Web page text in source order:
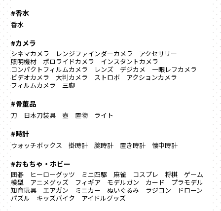
#香水
香水
#カメラ
シネマカメラ レンジファインダーカメラ
アクセサリー
照明機材
ポロライドカメラ
インスタントカメラ
コンパクトフィルムカメラ
レンズ デジカメ
一眼レフカメラ
ビデオカメラ
大判カメラ ストロボ
アクションカメラ
フィルムカメラ
三脚
#骨董品
刀 日本刀装具 壺 置物 ライト
#時計
ウォッチボックス 掛時計 腕時計 置き時計 懐中時計
#おもちゃ・ホビー
囲碁 ヒーローグッツ ミニ四駆 麻雀 コスプレ 将棋
ゲーム
模型
アニメグッズ フィギア モデルガン カード
プラモデル
知育玩具
エアガン ミニカー ぬいぐるみ ラジコン
ドローン
パズル
キッズバイク アイドルグッズ